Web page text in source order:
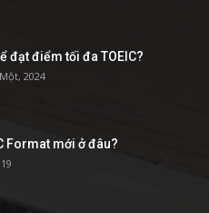
đạt điểm tối đa TOEIC?
2024
Format mới ở đâu?